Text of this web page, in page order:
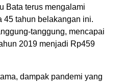
Bata terus mengalami
45 tahun belakangan ini.
tanggung, mencapai
2019 menjadi Rp459
dampak pandemi yang